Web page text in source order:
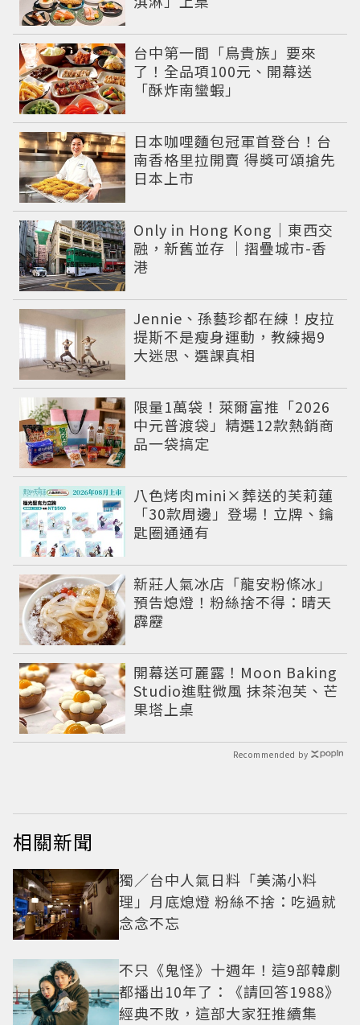
台中第一間「鳥貴族」要來
了！全品項100元、開幕送
「酥炸南蠻蝦」
日本咖哩麵包冠軍首登台！台
南香格里拉開賣 得獎可頌搶先
日本上市
Only in Hong Kong｜東西交
融，新舊並存 ｜摺疊城市-香
港
Jennie、孫藝珍都在練！皮拉
提斯不是瘦身運動，教練揭9
大迷思、選課真相
限量1萬袋！萊爾富推「2026
中元普渡袋」精選12款熱銷商
品一袋搞定
八色烤肉mini×葬送的芙莉蓮
「30款周邊」登場！立牌、鑰
匙圈通通有
新莊人氣冰店「龍安粉條冰」
預告熄燈！粉絲捨不得：晴天
霹靂
開幕送可麗露！Moon Baking
Studio進駐微風 抹茶泡芙、芒
果塔上桌
Recommended by
相關新聞
獨／台中人氣日料「美滿小料
理」月底熄燈 粉絲不捨：吃過就
念念不忘
不只《鬼怪》十週年！這9部韓劇
都播出10年了：《請回答1988》
經典不敗，這部大家狂推續集